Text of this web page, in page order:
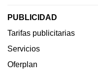
PUBLICIDAD
Tarifas publicitarias
Servicios
Oferplan